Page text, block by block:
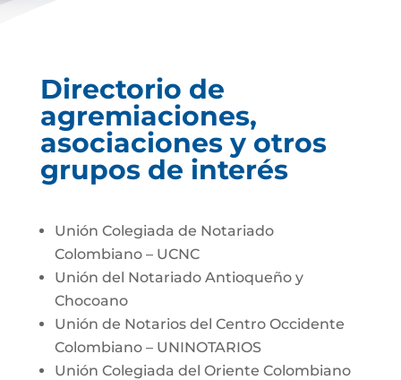
Directorio de
agremiaciones,
asociaciones y otros
grupos de interés
Unión Colegiada de Notariado
Colombiano – UCNC
Unión del Notariado Antioqueño y
Chocoano
Unión de Notarios del Centro Occidente
Colombiano – UNINOTARIOS
Unión Colegiada del Oriente Colombiano